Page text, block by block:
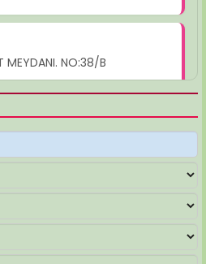
MEYDANI. NO:38/B
YUKARIBAKIRPINARI SOK.